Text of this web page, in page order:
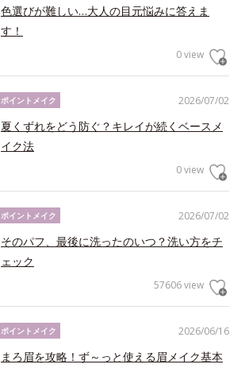
色選びが難しい…大人の目元悩みに答えま
す！
0 view
2026/07/02
ポイントメイク
夏くずれをどう防ぐ？キレイが続くベースメ
イク法
0 view
2026/07/02
ポイントメイク
そのパフ、最後に洗ったのいつ？洗い方をチ
ェック
57606 view
2026/06/16
ポイントメイク
まろ眉を攻略！ず～っと使える眉メイク基本